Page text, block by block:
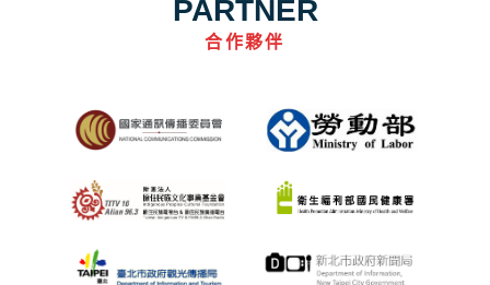
PARTNER
合作夥伴